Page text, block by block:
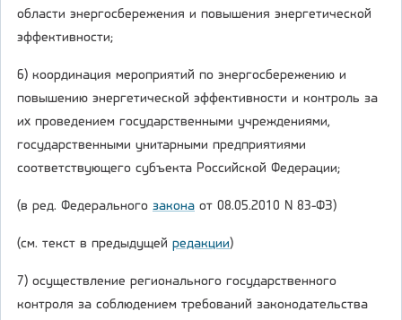
области энергосбережения и повышения энергетической
эффективности;
6) координация мероприятий по энергосбережению и
повышению энергетической эффективности и контроль за
их проведением государственными учреждениями,
государственными унитарными предприятиями
соответствующего субъекта Российской Федерации;
(в ред. Федерального закона от 08.05.2010 N 83-ФЗ)
(см. текст в предыдущей редакции)
7) осуществление регионального государственного
контроля за соблюдением требований законодательства